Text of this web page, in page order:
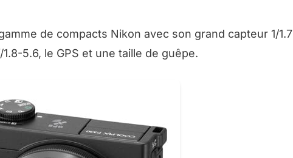
de compacts Nikon avec son grand capteur 1/1.7
5.6, le GPS et une taille de guêpe.